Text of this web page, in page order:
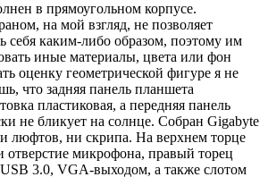
в прямоугольном корпусе.
на мой взгляд, не позволяет
себя каким-либо образом, поэтому им
иные материалы, цвета или фон
оценку геометрической фигуре я не
что задняя панель планшета
пластиковая, а передняя панель
не бликует на солнце. Собран Gigabyte
люфтов, ни скрипа. На верхнем торце
микрофона, правый торец
USB 3.0, VGA-выходом, а также слотом